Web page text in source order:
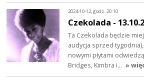
2024-10-12, godz. 20:10
Czekolada -
Ta Czekolada będzie
audycja sprzed
nowymi płytami
Bridges, Kimbra i… »